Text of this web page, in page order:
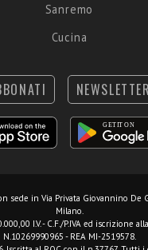
Sanremo
Cucina
NEWSLETTER
sede in Via Privata Giovannino De
Milano.
I.V. - C.F./P.IVA ed iscrizione
N.10269990965 - REA MI-2519578.